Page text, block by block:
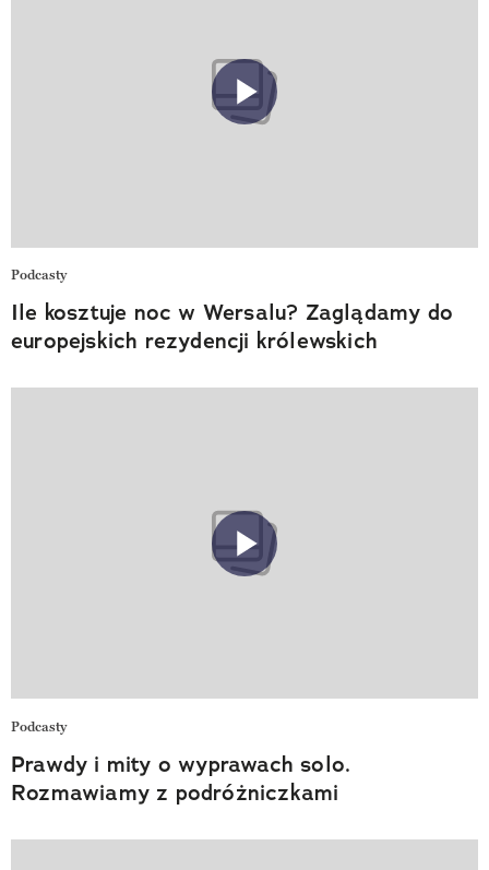
Podcasty
Ile kosztuje noc w Wersalu? Zaglądamy do
europejskich rezydencji królewskich
Podcasty
Prawdy i mity o wyprawach solo.
Rozmawiamy z podróżniczkami